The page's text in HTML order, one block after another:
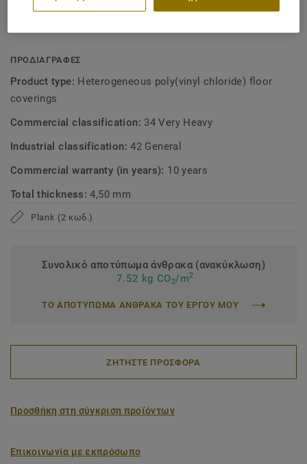
indoor environments.
Recyclable through ReStart®
ΠΡΟΔΙΑΓΡΑΦΕΣ
Product type: Heterogeneous poly(vinyl chloride) floor
coverings
Commercial classification: 34 Very Heavy
Industrial classification:42 General
Commercial warranty (in years): 10 years
Total thickness:4,50 mm
Plank (2 κωδ.)
Συνολικό αποτύπωμα άνθρακα (ανακύκλωση)
7.52 kg CO2/m2
ΤΟ ΑΠΟΤΥΠΩΜΑ ΑΝΘΡΑΚΑ ΤΟΥ ΕΡΓΟΥ ΜΟΥ
ΖΗΤΗΣΤΕ ΠΡΟΣΦΟΡΑ
Προσθήκη στη σύγκριση προϊόντων
Επικοινωνία με εκπρόσωπο